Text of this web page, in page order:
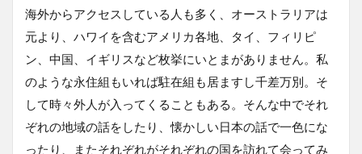
海外からアクセスしている人も多く、オーストラリアは
元より、ハワイを含むアメリカ各地、タイ、フィリピ
ン、中国、イギリスなど枚挙にいとまがありません。私
のような永住組もいれば駐在組も居ますし千差万別。そ
して時々外人が入ってくることもある。そんな中でそれ
ぞれの地域の話をしたり、懐かしい日本の話で一色にな
ったり、またそれぞれがそれぞれの国を訪れて会ってみ